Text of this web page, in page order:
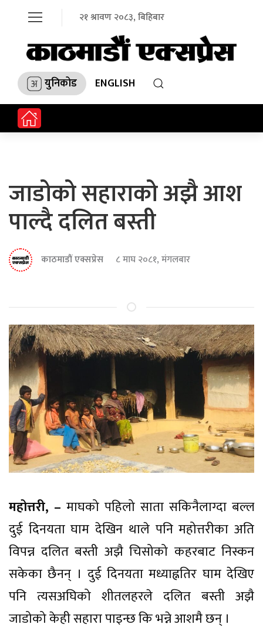
२१ श्रावण २०८३, बिहिबार
युनिकोड ENGLISH
जाडोको सहाराको अझै आश
पाल्दै दलित बस्ती
काठमाडौं एक्सप्रेस ८ माघ २०८१, मंगलबार
महोत्तरी, – माघको पहिलो साता सकिनैलाग्दा बल्ल
दुई दिनयता घाम देखिन थाले पनि महोत्तरीका अति
विपन्न दलित बस्ती अझै चिसोको कहरबाट निस्कन
सकेका छैनन् । दुई दिनयता मध्याह्नतिर घाम देखिए
पनि त्यसअघिको शीतलहरले दलित बस्ती अझै
जाडोको केही सहारा पाइन्छ कि भन्ने आशमै छन् ।